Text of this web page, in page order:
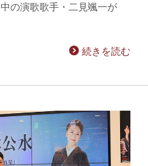
の演歌歌手・二見颯一が
続きを読む